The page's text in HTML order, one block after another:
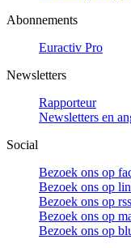
Abonnements
Euractiv Pro
Newsletters
Rapporteur
Newsletters en
Social
Bezoek ons op
Bezoek ons op
Bezoek ons op
Bezoek ons op
Bezoek ons op